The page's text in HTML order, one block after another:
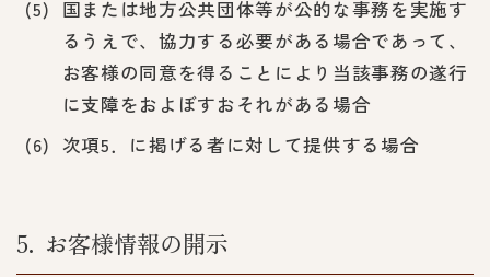
国または地方公共団体等が公的な事務を実施す
るうえで、協力する必要がある場合であって、
お客様の同意を得ることにより当該事務の遂行
に支障をおよぼすおそれがある場合
次項5．に掲げる者に対して提供する場合
5 お客様情報の開示